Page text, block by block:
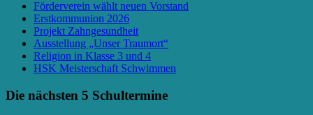
Förderverein wählt neuen Vorstand
Erstkommunion 2026
Projekt Zahngesundheit
Ausstellung „Unser Traumort“
Religion in Klasse 3 und 4
HSK Meisterschaft Schwimmen
Die nächsten 5 Schultermine